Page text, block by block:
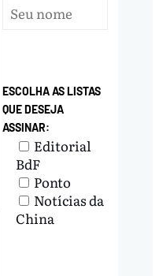
ESCOLHA AS LISTAS
QUE DESEJA
ASSINAR:
Editorial
BdF
Ponto
Notícias da
China